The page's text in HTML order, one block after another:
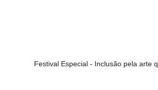
Festival Especial - Inclusão pela arte